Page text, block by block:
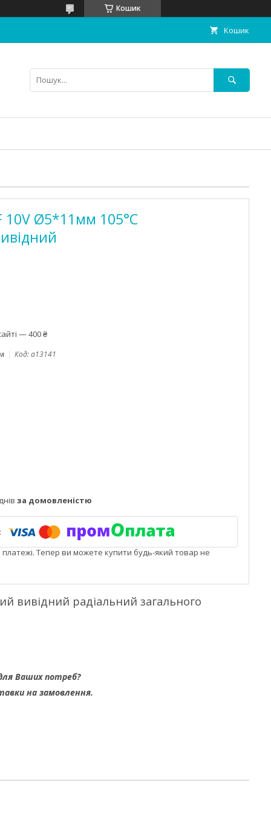
Кошик
Кошик
10V Ø5*11мм 105°C
— 400 ₴
Код:a13141
за домовленістю
платежі. Тепер ви можете купити будь-який товар не
вивідний радіальний загального
Ваших потреб?
на замовлення.